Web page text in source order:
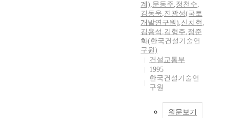
계),문동주,정천수,
김동욱,진광성(국토
개발연구원),신치현 ,
김용석 ,김형주,정준
화(한국건설기술연
구원)
건설교통부
1995
한국건설기술연
구원
원문보기